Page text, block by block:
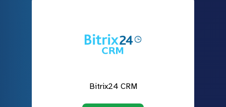
Bitrix24 CRM